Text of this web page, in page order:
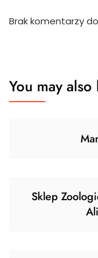
Brak komentarzy
You may
Sklep